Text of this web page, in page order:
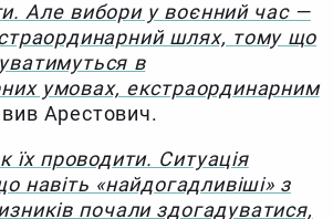
Але вибори у воєнний час —
шлях, тому що
в
умовах, екстраординарним
Арестович.
їх проводити. Ситуація
навіть «найдогадливіші» з
почали здогадуватися,